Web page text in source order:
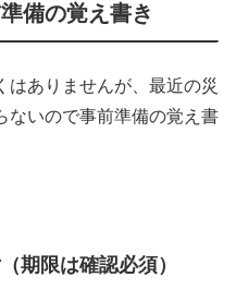
備の覚え書き
はありませんが、最近の災
ないので事前準備の覚え書
期限は確認必須）